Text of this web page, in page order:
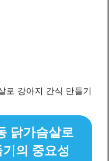
닭가슴살로
의 중요성